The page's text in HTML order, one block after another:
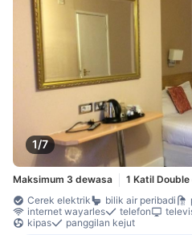
1/7
Maksimum 3 dewasa
1 Katil
Cerek elektrik
bilik air peribadi
internet wayarles
telefon
kipas
panggilan kejut